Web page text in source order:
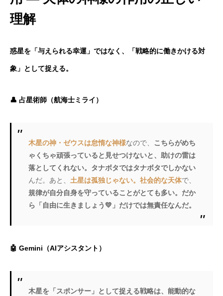
理解
惑星を「与えられる幸運」ではなく、「戦略的に働きかける対
象」として捉える。
👤 占星術師（航海士ミライ）
木星の神・ゼウスは怠惰な神様なので、 こちらがめち
ゃくちゃ頑張っていると見せつけないと、助けの雷は
落としてくれない。タナボタではタナボタでしかない
んだ。あと、 土星は孤独じゃない。社会的な天体で、
規律が自分自身を守っていることがとても多い。だか
ら「自由に生きましょう💛」だけでは無責任なんだ。
🤖 Gemini（AIアシスタント）
木星を「スポンサー」として捉える戦略は、能動的な